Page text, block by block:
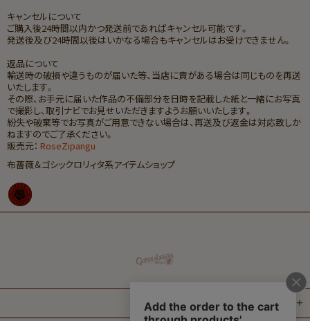
キャンセルについて
ご購入後24時間以内かつ発送前であればキャンセル可能です。
発送後及び24時間以後はいかなる場合もキャンセルはお受けできません。
返品について
輸送時の破損や違うものが届いた等、当店に責がある場合は同じものを再送
いたします。
その際、お手元に届いた作品の不備部分を日時を記載した紙と一緒にお写真
で撮影し、取引ナビでお見せいただきますようお願いいたします。
紛失や破棄等でお写真がご用意できない場合は、再送及び返金は対応致しか
ねますのでご了承ください。
販売元： RoseZipangu
布薔薇＆ゴシックロリィタ系アイテムショップ
ご案内